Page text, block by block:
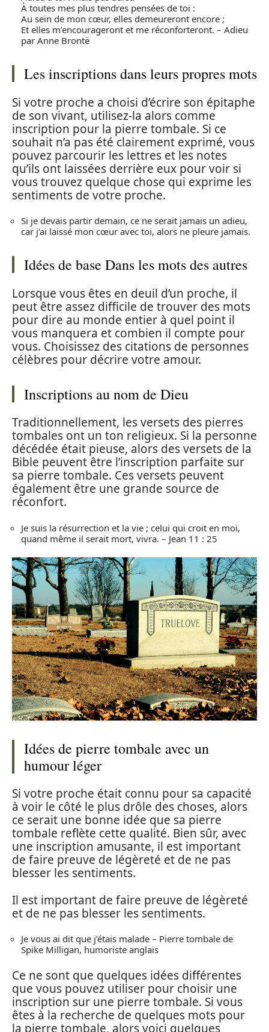
À toutes mes plus tendres pensées de toi :
Au sein de mon cœur, elles demeureront encore ;
Et elles m’encourageront et me réconforteront. – Adieu
par Anne Brontë
Les inscriptions dans leurs propres mots
Si votre proche a choisi d’écrire son épitaphe
de son vivant, utilisez-la alors comme
inscription pour la pierre tombale. Si ce
souhait n’a pas été clairement exprimé, vous
pouvez parcourir les lettres et les notes
qu’ils ont laissées derrière eux pour voir si
vous trouvez quelque chose qui exprime les
sentiments de votre proche.
Si je devais partir demain, ce ne serait jamais un adieu,
car j’ai laissé mon cœur avec toi, alors ne pleure jamais.
Idées de base Dans les mots des autres
Lorsque vous êtes en deuil d’un proche, il
peut être assez difficile de trouver des mots
pour dire au monde entier à quel point il
vous manquera et combien il compte pour
vous. Choisissez des citations de personnes
célèbres pour décrire votre amour.
Inscriptions au nom de Dieu
Traditionnellement, les versets des pierres
tombales ont un ton religieux. Si la personne
décédée était pieuse, alors des versets de la
Bible peuvent être l’inscription parfaite sur
sa pierre tombale. Ces versets peuvent
également être une grande source de
réconfort.
Je suis la résurrection et la vie ; celui qui croit en moi,
quand même il serait mort, vivra. – Jean 11 : 25
Idées de pierre tombale avec un
humour léger
Si votre proche était connu pour sa capacité
à voir le côté le plus drôle des choses, alors
ce serait une bonne idée que sa pierre
tombale reflète cette qualité. Bien sûr, avec
une inscription amusante, il est important
de faire preuve de légèreté et de ne pas
blesser les sentiments.
Il est important de faire preuve de légèreté
et de ne pas blesser les sentiments.
Je vous ai dit que j’étais malade – Pierre tombale de
Spike Milligan, humoriste anglais
Ce ne sont que quelques idées différentes
que vous pouvez utiliser pour choisir une
inscription sur une pierre tombale. Si vous
êtes à la recherche de quelques mots pour
la pierre tombale, alors voici quelques